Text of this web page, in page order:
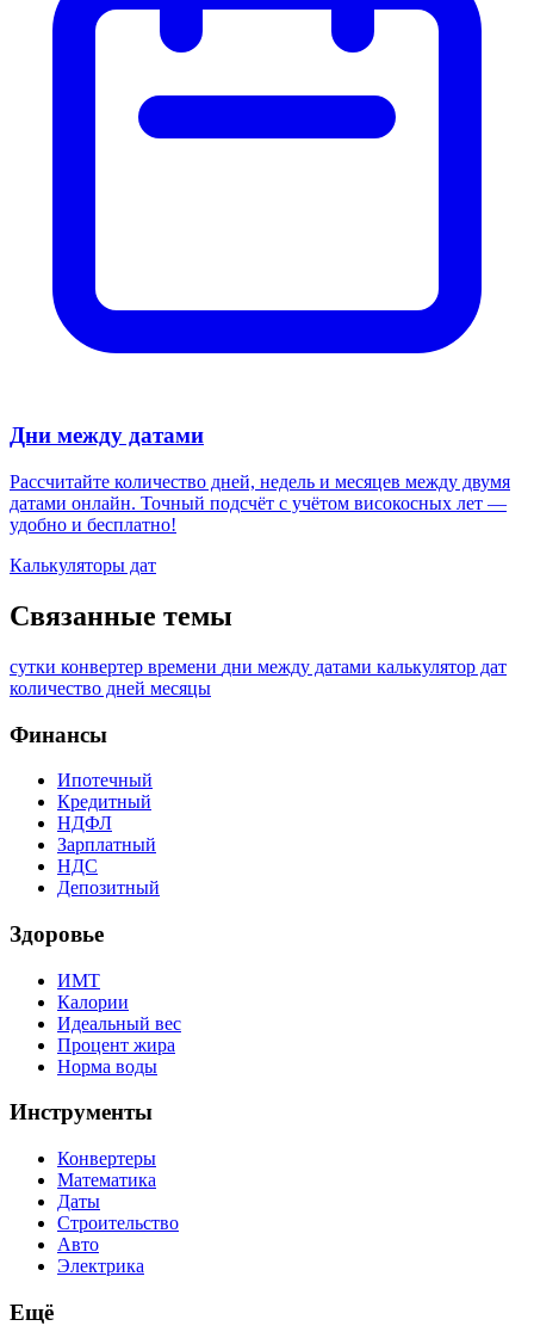
Дни между датами
Рассчитайте количество дней, недель и месяцев между двумя
датами онлайн. Точный подсчёт с учётом високосных лет —
удобно и бесплатно!
Калькуляторы дат
Связанные темы
сутки конвертер времени дни между датами калькулятор дат
количество дней месяцы
Финансы
Ипотечный
Кредитный
НДФЛ
Зарплатный
НДС
Депозитный
Здоровье
ИМТ
Калории
Идеальный вес
Процент жира
Норма воды
Инструменты
Конвертеры
Математика
Даты
Строительство
Авто
Электрика
Ещё